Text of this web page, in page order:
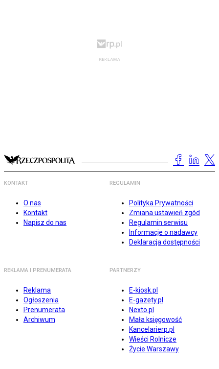
KONTAKT
O nas
Kontakt
Napisz do nas
REGULAMIN
Polityka Prywatności
Zmiana ustawień zgód
Regulamin serwisu
Informacje o nadawcy
Deklaracja dostępności
REKLAMA I PRENUMERATA
Reklama
Ogłoszenia
Prenumerata
Archiwum
PARTNERZY
E-kiosk.pl
E-gazety.pl
Nexto.pl
Mała księgowość
Kancelarierp.pl
Wieści Rolnicze
Życie Warszawy